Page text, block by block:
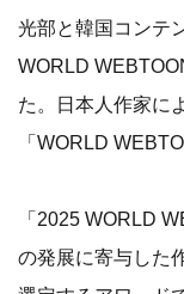
光部と韓国コンテ
WORLD
た。日本人作家に
「WORLD
「2025 WORLD
の発展に寄与した